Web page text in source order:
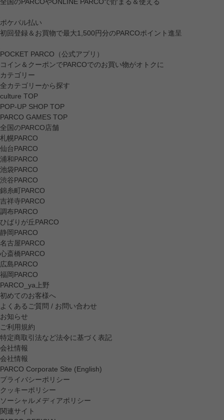
ポケパル払い
初回登録＆お買物で最大1,500円分のPARCOポイント進呈
POCKET PARCO（公式アプリ）
コイン＆クーポンでPARCOでのお買い物がオトクに
カテゴリー
全カテゴリーから探す
culture TOP
POP-UP SHOP TOP
PARCO GAMES TOP
全国のPARCO店舗
札幌PARCO
仙台PARCO
浦和PARCO
池袋PARCO
渋谷PARCO
錦糸町PARCO
吉祥寺PARCO
調布PARCO
ひばりが丘PARCO
静岡PARCO
名古屋PARCO
心斎橋PARCO
広島PARCO
福岡PARCO
PARCO_ya上野
初めてのお客様へ
よくあるご質問 / お問い合わせ
お知らせ
ご利用規約
特定商取引法など法令に基づく表記
会社情報
会社情報
PARCO Corporate Site (English)
プライバシーポリシー
クッキーポリシー
ソーシャルメディアポリシー
関連サイト